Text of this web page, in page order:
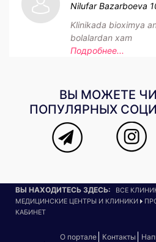
Nilufar Bazarboeva
Klinikada bioximya
bolalardan xam
Подробнее...
ВЫ МОЖЕТЕ
ПОПУЛЯРНЫХ
ВЫ НАХОДИТЕСЬ ЗДЕСЬ:
ВСЕ
МЕДИЦИНСКИЕ ЦЕНТРЫ И КЛИНИКИ
КАБИНЕТ
О портале Контакты